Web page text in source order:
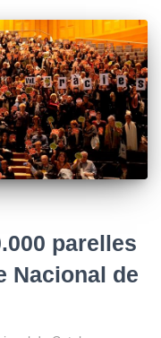
parelles
Nacional de